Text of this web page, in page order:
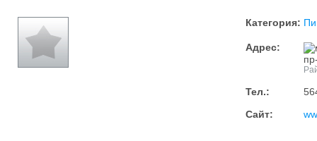
Категория:
Адрес:
Тел.:
Сайт: